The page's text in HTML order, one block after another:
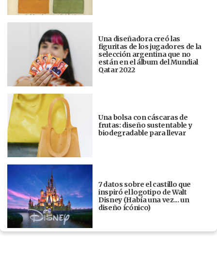
Una diseñadora creó las
figuritas de los jugadores de la
selección argentina que no
están en el álbum del Mundial
Qatar 2022
Una bolsa con cáscaras de
frutas: diseño sustentable y
biodegradable para llevar
7 datos sobre el castillo que
inspiró el logotipo de Walt
Disney (Había una vez... un
diseño ícónico)